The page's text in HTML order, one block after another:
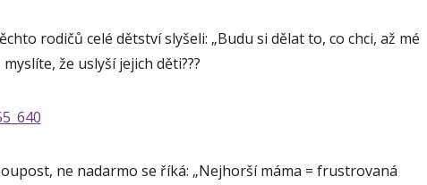
rodičů celé dětství slyšeli: „Budu si dělat to, co chci, až mé
že uslyší jejich děti???
ne nadarmo se říká: „Nejhorší máma = frustrovaná